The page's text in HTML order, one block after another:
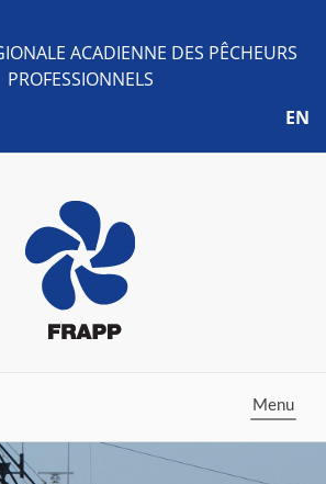
ACADIENNE DES PÊCHEURS
PROFESSIONNELS
EN
Toggle
Menu